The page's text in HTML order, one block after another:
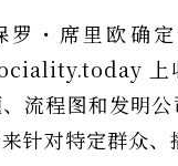
罗・席里欧确
流程图和发明
针对特定群众、